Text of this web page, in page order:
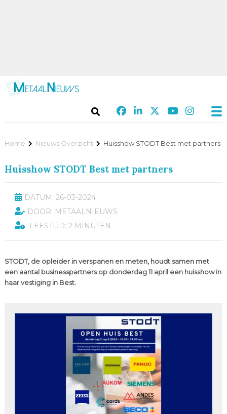
Home Nieuws Overzicht Huisshow STODT Best met partners
Huisshow STODT Best met partners
DATUM: 26-03-2024
DOOR: METAALNIEUWS
LEESTIJD: 2 MINUTEN
STODT, de opleider in verspanen en meten, houdt samen met
een aantal businesspartners op donderdag 11 april een huisshow in
haar vestiging in Best.